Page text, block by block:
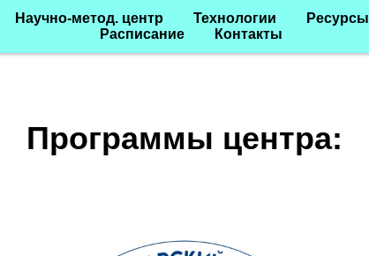
Научно-метод. центр Технологии Ресурсы
Расписание
Контакты
Программы центра: